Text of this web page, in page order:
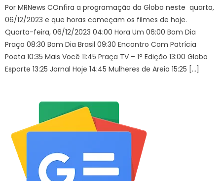
Por MRNews COnfira a programação da Globo neste quarta,
06/12/2023 e que horas começam os filmes de hoje.
Quarta-feira, 06/12/2023 04:00 Hora Um 06:00 Bom Dia
Praça 08:30 Bom Dia Brasil 09:30 Encontro Com Patrícia
Poeta 10:35 Mais Você 11:45 Praça TV – 1ª Edição 13:00 Globo
Esporte 13:25 Jornal Hoje 14:45 Mulheres de Areia 15:25 […]